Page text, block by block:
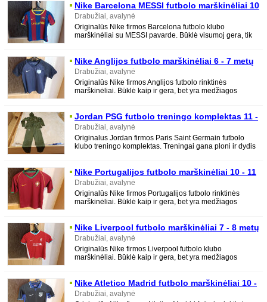
Nike Barcelona MESSI futbolo marškinėliai 10
- 12 metų
Drabužiai, avalynė
Originalūs Nike firmos Barcelona futbolo klubo
marškinėliai su MESSI pavarde. Būklė visumoj gera, tik
Nike Anglijos futbolo marškinėliai 6 - 7 metų
Drabužiai, avalynė
Originalūs Nike firmos Anglijos futbolo rinktinės
marškinėliai. Būklė kaip ir gera, bet yra medžiagos
Jordan PSG futbolo treningo komplektas 11 -
12 metų
Drabužiai, avalynė
Originalus Jordan firmos Paris Saint Germain futbolo
klubo treningo komplektas. Treningai gana ploni ir dydis
Nike Portugalijos futbolo marškinėliai 10 - 11
metų
Drabužiai, avalynė
Originalūs Nike firmos Portugalijos futbolo rinktinės
marškinėliai. Būklė kaip ir gera, bet yra medžiagos
Nike Liverpool futbolo marškinėliai 7 - 8 metų
Drabužiai, avalynė
Originalūs Nike firmos Liverpool futbolo klubo
marškinėliai. Būklė kaip ir gera, bet yra medžiagos
Nike Atletico Madrid futbolo marškinėliai 10 -
11 metų
Drabužiai, avalynė